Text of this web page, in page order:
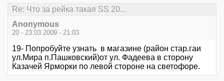
Re: Что за рейка такая SS 20...
Anonymous
20 - 23.03.2009 - 21:03
19- Попробуйте узнать в магазине (район стар.гаи
ул.Мира п.Пашковский)от ул. Фадеева в сторону
Казачей Ярморки по левой стороне на светофоре.